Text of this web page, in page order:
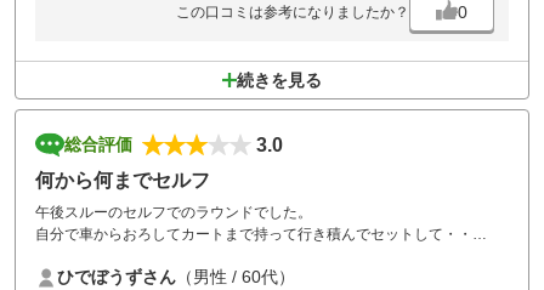
この口コミは参考になりましたか？ 0
続きを見る
総合評価
3.0
何から何までセルフ
午後スルーのセルフでのラウンドでした。
自分で車からおろしてカートまで持って行き積んでセットして・・
ひでぼうずさん （男性 / 60代）